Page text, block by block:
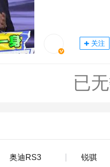
关注
已
奥迪RS3 锐骐